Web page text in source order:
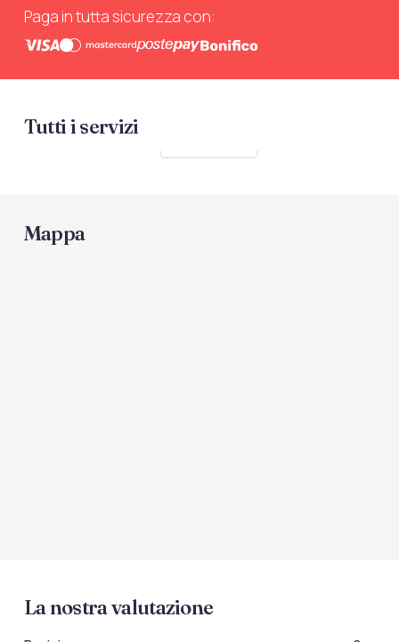
Paga in tutta sicurezza con:
Tutti i servizi
Mappa
La nostra valutazione